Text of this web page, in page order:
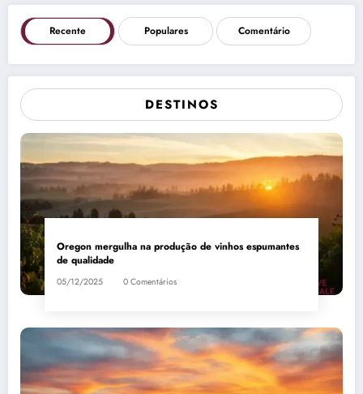
Recente Populares Comentário
DESTINOS
Oregon mergulha na produção de vinhos espumantes
de qualidade
05/12/2025 0 Comentários